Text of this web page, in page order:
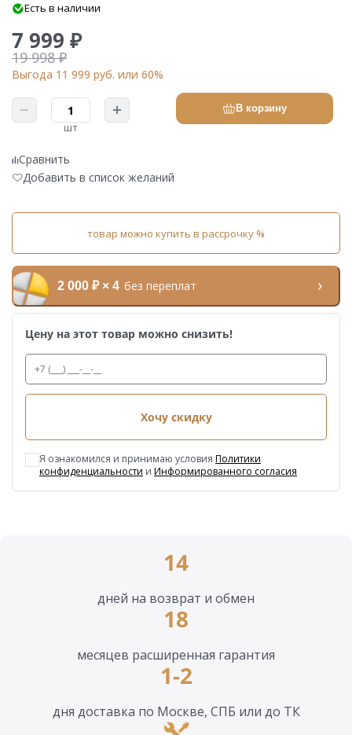
Есть в наличии
7 999 ₽
19 998 ₽
Выгода 11 999 руб. или 60%
шт
В корзину
Сравнить
Добавить в список желаний
товар можно купить в рассрочку %
2 000 ₽ × 4 без переплат
Цену на этот товар можно снизить!
Хочу скидку
Я ознакомился и принимаю условия Политики
конфиденциальности и Информированного согласия
14
дней на возврат и обмен
18
месяцев расширенная гарантия
1-2
дня доставка по Москве, СПБ или до ТК